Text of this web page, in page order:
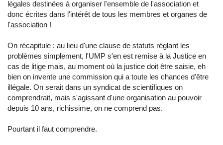
légales destinées à organiser l'ensemble de l'association et
donc écrites dans l'intérêt de tous les membres et organes de
l'association !
On récapitule : au lieu d'une clause de statuts réglant les
problèmes simplement, l'UMP s'en est remise à la Justice en
cas de litige mais, au moment où la justice doit être saisie, eh
bien on invente une commission qui a toute les chances d'être
illégale. On serait dans un syndicat de scientifiques on
comprendrait, mais s'agissant d'une organisation au pouvoir
depuis 10 ans, richissime, on ne comprend pas.
Pourtant il faut comprendre.